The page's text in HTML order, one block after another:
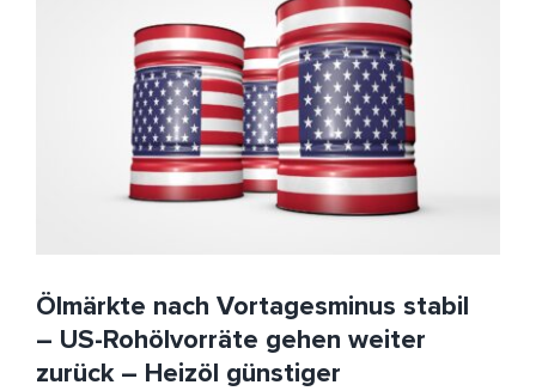
Ölmärkte nach Vortagesminus stabil – US-Rohölvorräte
gehen weiter zurück – Heizöl günstiger
Fed HeizölNews OPEC Rohölbestände
Zinsentscheidung
Ölmärkte nach Vortagesminus stabil
– US-Rohölvorräte gehen weiter
zurück – Heizöl günstiger